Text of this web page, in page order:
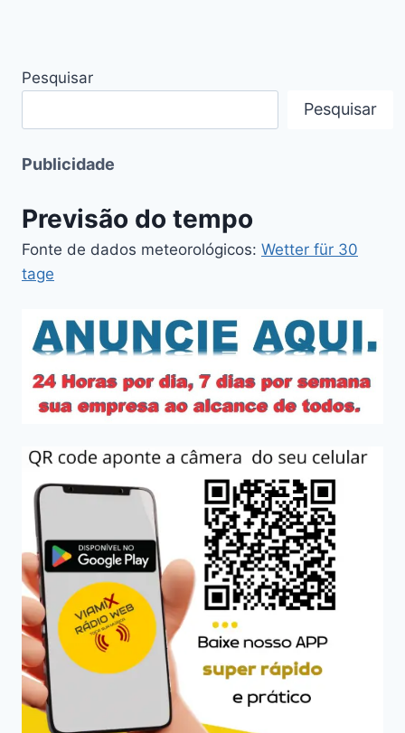
Pesquisar
Pesquisar
Publicidade
Previsão do tempo
Fonte de dados meteorológicos: Wetter für 30
tage